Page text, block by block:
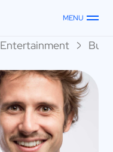
MENU
Entertainment